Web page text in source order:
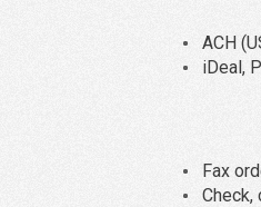
ACH
iDeal,
Fax
Check,